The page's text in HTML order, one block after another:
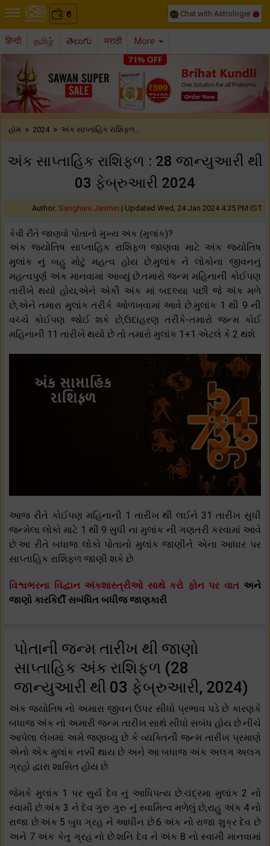
₹
0 Chat with Astrologer
हिन्दी தமிழ் తెలుగు मराठी More
Previous
હોમ » 2024 » અંક સાપ્તાહિક રાશિફળ..
અંક સાપ્તાહિક રાશિફળ : 28 જાન્યુઆરી થી
03 ફેબ્રુઆરી 2024
Author: Sanghani Jasmin | Updated Wed, 24 Jan 2024 4:35 PM IST
કેવી રીતે જાણવો પોતાનો મુખ્ય અંક (મુલાંક)?
અંક જ્યોતિષ સાપ્તાહિક રાશિફળ જાણવા માટે અંક જ્યોતિષ
મુલાંક નું બહુ મોટું મહત્વ હોય છે.મુલાંક ને લોકોના જીવનનું
મહત્વપુર્ણ અંક માનવામાં આવ્યું છે.તમારો જન્મ મહિનાની કોઈપણ
તારીખે થયો હોય,એને એકી અંક માં બદલ્યા પછી જે અંક મળે
છે,એને તમારા મુલાંક તરીકે ઓળખવામાં આવે છે.મુલાંક 1 થી 9 ની
વચ્ચે કોઈપણ જોઈ શકે છે,ઉદાહરણ તરીકે-તમારો જન્મ કોઈ
મહિનાની 11 તારીખે થયો છે તો તમારો મુલાંક 1+1 એટલે કે 2 થશે.
આજ રીતે કોઈપણ મહિનાની 1 તારીખ થી લઈને 31 તારીખ સુધી
જન્મેલા લોકો માટે 1 થી 9 સુધી ના મુલાંક ની ગણતરી કરવામાં આવે
છે.આ રીતે બધાજ લોકો પોતાનો મુલાંક જાણીને એના આધાર પર
સાપ્તાહિક રાશિફળ જાણી શકે છે.
વિશ્વભરના વિદ્વાન અંકશાસ્ત્રીઓ સાથે કરો ફોન પર વાત અને
જાણો કારકિર્દી સબંધિત બધીજ જાણકારી
પોતાની જન્મ તારીખ થી જાણો
સાપ્તાહિક અંક રાશિફળ (28
જાન્યુઆરી થી 03 ફેબ્રુઆરી, 2024)
અંક જ્યોતિષ નો અમારા જીવન ઉપર સીધો પ્રભાવ પડે છે કારણકે
બધાજ અંક નો અમારી જન્મ તારીખ સાથે સીધો સબંધ હોય છે.નીચે
આપેલા લેખમાં અમે જણાવ્યુ છે કે વ્યક્તિની જન્મ તારીખ પ્રમાણે
એનો એક મુલાંક નક્કી થાય છે અને આ બધાજ અંક અલગ અલગ
ગ્રહો દ્વારા શાસિત હોય છે.
જેમકે મુલાંક 1 પર સુર્ય દેવ નું આધિપત્ય છે.ચંદ્રમા મુલાંક 2 નો
સ્વામી છે.અંક 3 ને દેવ ગુરુ ગુરુ નું સ્વામિત્વ મળેલું છે,રાહુ અંક 4 નો
રાજા છે.અંક 5 બુધ ગ્રહ ને આધીન છે.6 અંક નો રાજા શુક્ર દેવ છે
અને 7 અંક કેતુ ગ્રહ નો છે.શનિ દેવ ને અંક 8 નો સ્વામી માનવામાં